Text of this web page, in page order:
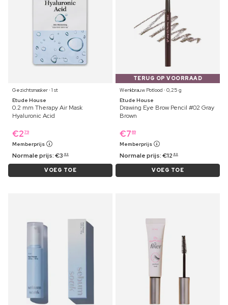
Gezichtsmasker ⋅ 1 st
Etude House
0.2 mm Therapy Air Mask
Hyaluronic Acid
€2 79
Memberprijs
Normale prijs:€3 49
VOEG TOE
TERUG OP VOORRAAD
Wenkbrauw Potlood ⋅ 0,25 g
Etude House
Drawing Eye Brow Pencil #02 Gray
Brown
€7 69
Memberprijs
Normale prijs:€12 49
VOEG TOE